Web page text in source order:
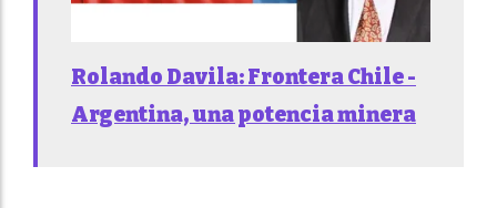
Rolando Davila: Frontera Chile -
Argentina, una potencia minera